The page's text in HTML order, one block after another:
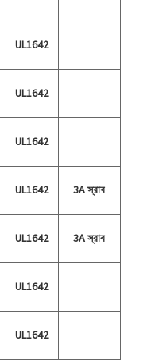
UL1642
UL1642
UL1642
UL1642 3A স্রাব
UL1642 3A স্রাব
UL1642
UL1642